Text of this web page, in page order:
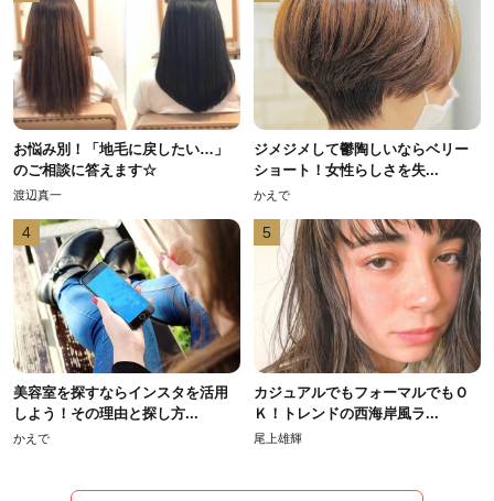
お悩み別！「地毛に戻したい…」
のご相談に答えます☆
渡辺真一
ジメジメして鬱陶しいならベリー
ショート！女性らしさを失...
かえで
4
美容室を探すならインスタを活用
しよう！その理由と探し方...
かえで
5
カジュアルでもフォーマルでもＯ
Ｋ！トレンドの西海岸風ラ...
尾上雄輝